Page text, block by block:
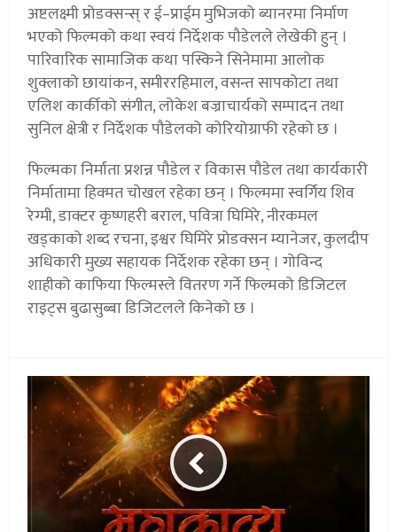
अष्टलक्ष्मी प्रोडक्सन्स् र ई–प्राईम मुभिजको ब्यानरमा निर्माण
भएको फिल्मको कथा स्वयं निर्देशक पौडेलले लेखेकी हुन् ।
पारिवारिक सामाजिक कथा पस्किने सिनेमामा आलोक
शुक्लाको छायांकन, समीररहिमाल, वसन्त सापकोटा तथा
एलिश कार्कीको संगीत, लोकेश बज्राचार्यको सम्पादन तथा
सुनिल क्षेत्री र निर्देशक पौडेलको कोरियोग्राफी रहेको छ ।
फिल्मका निर्माता प्रशन्न पौडेल र विकास पौडेल तथा कार्यकारी
निर्मातामा हिक्मत चोखल रहेका छन् । फिल्ममा स्वर्गिय शिव
रेग्मी, डाक्टर कृष्णहरी बराल, पवित्रा घिमिरे, नीरकमल
खड्काको शब्द रचना, इश्वर घिमिरे प्रोडक्सन म्यानेजर, कुलदीप
अधिकारी मुख्य सहायक निर्देशक रहेका छन् । गोविन्द
शाहीको काफिया फिल्मस्ले वितरण गर्ने फिल्मको डिजिटल
राइट्स बुढासुब्बा डिजिटलले किनेको छ ।